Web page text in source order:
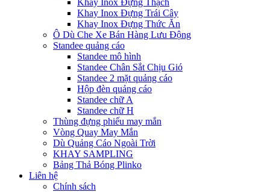
Khay Inox Đựng Thạch
Khay Inox Đựng Trái Cây
Khay Inox Đựng Thức Ăn
Ô Dù Che Xe Bán Hàng Lưu Động
Standee quảng cáo
Standee mô hình
Standee Chân Sắt Chịu Gió
Standee 2 mặt quảng cáo
Hộp đèn quảng cáo
Standee chữ A
Standee chữ H
Thùng đựng phiếu may mắn
Vòng Quay May Mắn
Dù Quảng Cáo Ngoài Trời
KHAY SAMPLING
Bảng Thả Bóng Plinko
Liên hệ
Chính sách